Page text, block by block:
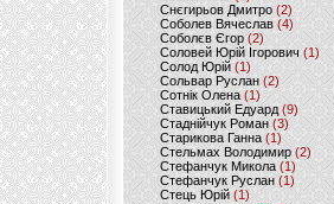
Снєгирьов Дмитро (2)
Соболев Вячеслав (4)
Соболєв Єгор(2)
Соловей Юрій Ігорович (1)
Солод Юрій (1)
Сольвар Руслан (2)
Сотнік Олена(1)
Ставицький Едуард (9)
Стаднійчук Роман(3)
Старикова Ганна (1)
Стельмах Володимир(2)
Стефанчук Микола (1)
Стефанчук Руслан (1)
Стець Юрій (1)